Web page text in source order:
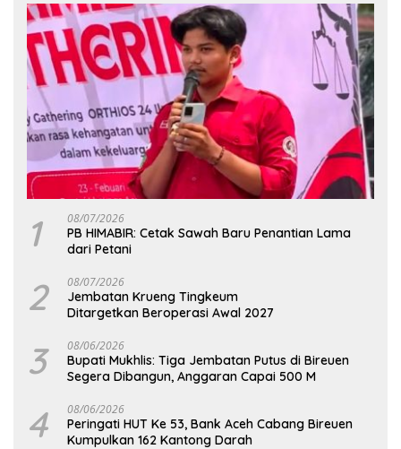
1 08/07/2026
PB HIMABIR: Cetak Sawah Baru Penantian Lama
dari Petani
2 08/07/2026
Jembatan Krueng Tingkeum
Ditargetkan Beroperasi Awal 2027
3 08/06/2026
Bupati Mukhlis: Tiga Jembatan Putus di Bireuen
Segera Dibangun, Anggaran Capai 500 M
4 08/06/2026
Peringati HUT Ke 53, Bank Aceh Cabang Bireuen
Kumpulkan 162 Kantong Darah